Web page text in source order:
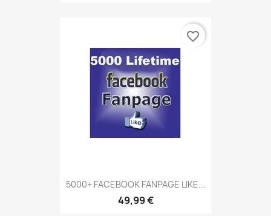
5000+ FACEBOOK FANPAGE LIKE...
49,99 €
favorite_border